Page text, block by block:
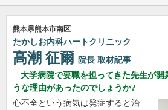
熊本県熊本市南区
たかしお内科ハートクリニック
高潮 征爾 院長 取材記事
大学病院で要職を担ってきた先生が開
うな理由があったのでしょうか?
心不全という病気は発症すると治